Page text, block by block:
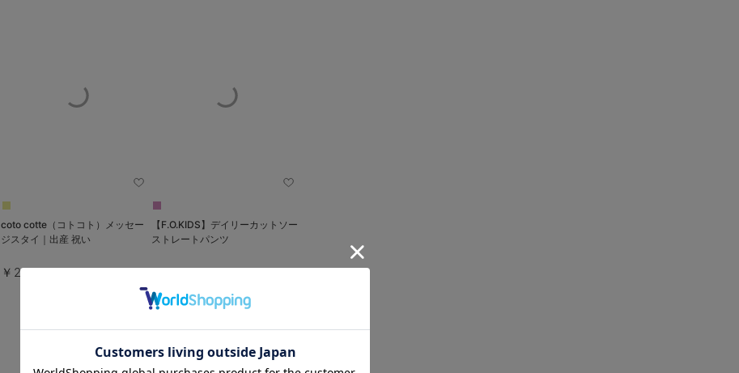
coto cotte（コトコト）メッセー
ジスタイ｜出産 祝い
￥2,090
【F.O.KIDS】デイリーカットソー
ストレートパンツ
￥1,430
お気に入り商品を確認する